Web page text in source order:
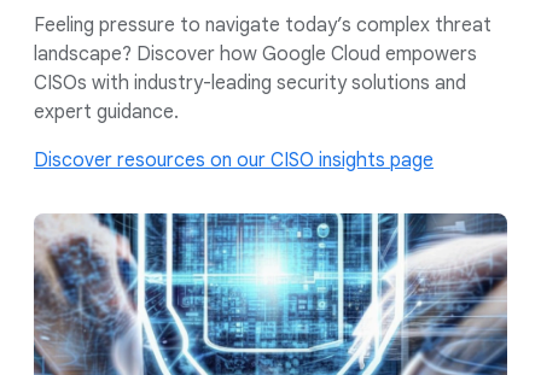
Feeling pressure to navigate today’s complex threat
landscape? Discover how Google Cloud empowers
CISOs with industry-leading security solutions and
expert guidance.
Discover resources on our CISO insights page